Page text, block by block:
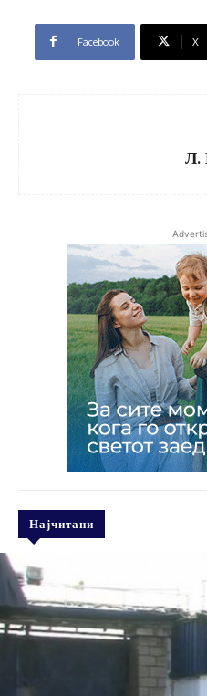
Facebook X
Л.
-
Најчитани